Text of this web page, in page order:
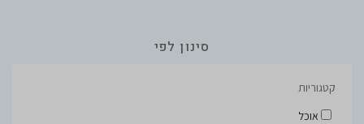
סינון לפי
קטגוריות
אוכל